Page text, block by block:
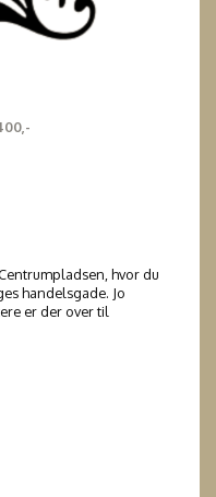
hvor du
handelsgade. Jo
er der over til